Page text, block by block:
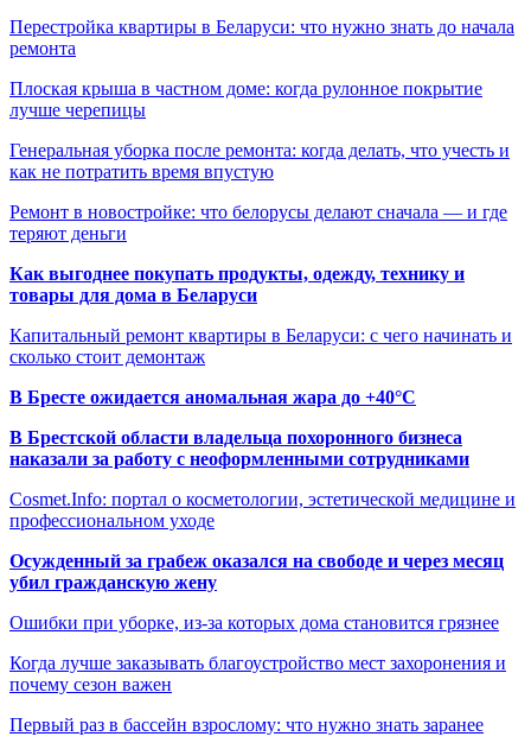
Перестройка квартиры в Беларуси: что нужно знать до начала
ремонта
Плоская крыша в частном доме: когда рулонное покрытие
лучше черепицы
Генеральная уборка после ремонта: когда делать, что учесть и
как не потратить время впустую
Ремонт в новостройке: что белорусы делают сначала — и где
теряют деньги
Как выгоднее покупать продукты, одежду, технику и
товары для дома в Беларуси
Капитальный ремонт квартиры в Беларуси: с чего начинать и
сколько стоит демонтаж
В Бресте ожидается аномальная жара до +40°C
В Брестской области владельца похоронного бизнеса
наказали за работу с неоформленными сотрудниками
Cosmet.Info: портал о косметологии, эстетической медицине и
профессиональном уходе
Осужденный за грабеж оказался на свободе и через месяц
убил гражданскую жену
Ошибки при уборке, из-за которых дома становится грязнее
Когда лучше заказывать благоустройство мест захоронения и
почему сезон важен
Первый раз в бассейн взрослому: что нужно знать заранее